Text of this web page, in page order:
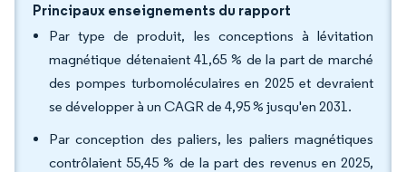
Principaux enseignements du rapport
Par type de produit, les conceptions à lévitation
magnétique détenaient 41,65 % de la part de marché
des pompes turbomoléculaires en 2025 et devraient
se développer à un CAGR de 4,95 % jusqu'en 2031.
Par conception des paliers, les paliers magnétiques
contrôlaient 55,45 % de la part des revenus en 2025,